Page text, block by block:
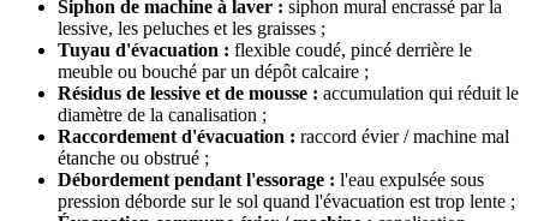
Siphon de machine à laver : siphon mural encrassé par la
lessive, les peluches et les graisses ;
Tuyau d'évacuation : flexible coudé, pincé derrière le
meuble ou bouché par un dépôt calcaire ;
Résidus de lessive et de mousse : accumulation qui réduit le
diamètre de la canalisation ;
Raccordement d'évacuation : raccord évier / machine mal
étanche ou obstrué ;
Débordement pendant l'essorage : l'eau expulsée sous
pression déborde sur le sol quand l'évacuation est trop lente ;